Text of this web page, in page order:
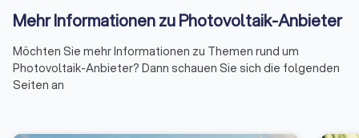
Mehr Informationen zu Photovoltaik-Anbieter
Möchten Sie mehr Informationen zu Themen rund um
Photovoltaik-Anbieter? Dann schauen Sie sich die folgenden
Seiten an